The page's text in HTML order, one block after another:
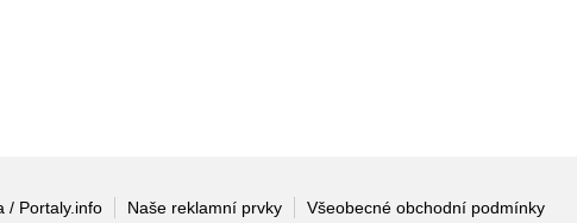
/ Portaly.info Naše reklamní prvky Všeobecné obchodní podmínky